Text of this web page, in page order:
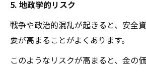
5. 地政学的リスク
戦争や政治的混乱が起きると、安全
要が高まることがよくあります。
このようなリスクが高まると、金の